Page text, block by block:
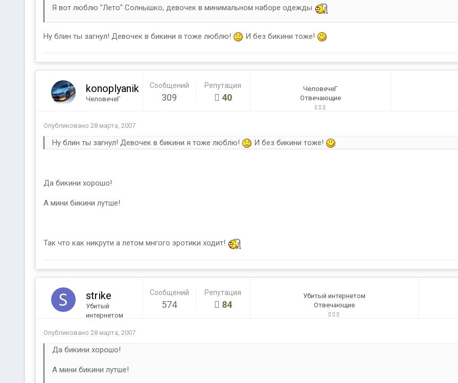
Я вот люблю "Лето" Солнышко, девочек в минимальном наборе одежды
Ну блин ты загнул! Девочек в бикини я тоже люблю! И без бикини тоже!
konoplyanik
ЧеловечеГ
Сообщений
309
Репутация
40
ЧеловечеГ
Отвечающие
Опубликовано 28 марта, 2007
Ну блин ты загнул! Девочек в бикини я тоже люблю! И без бикини тоже!
Да бикини хорошо!
А мини бикини лутше!
Так что как никрути а летом мнгого эротики ходит!
strike
Убитый
интернетом
Сообщений
574
Репутация
84
Убитый интернетом
Отвечающие
Опубликовано 28 марта, 2007
Да бикини хорошо!
А мини бикини лутше!